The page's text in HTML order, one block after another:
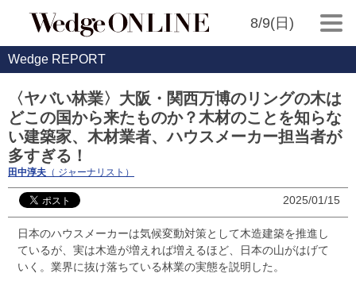
8/9(日)
Wedge REPORT
〈ヤバい林業〉大阪・関西万博のリングの木は
どこの国から来たものか？木材のことを知らな
い建築家、木材業者、ハウスメーカー担当者が
多すぎる！
田中淳夫 （ ジャーナリスト）
2025/01/15
日本のハウスメーカーは気候変動対策として木造建築を推進し
ているが、実は木造が増えれば増えるほど、日本の山がはげて
いく。業界に抜け落ちている林業の実態を説明した。